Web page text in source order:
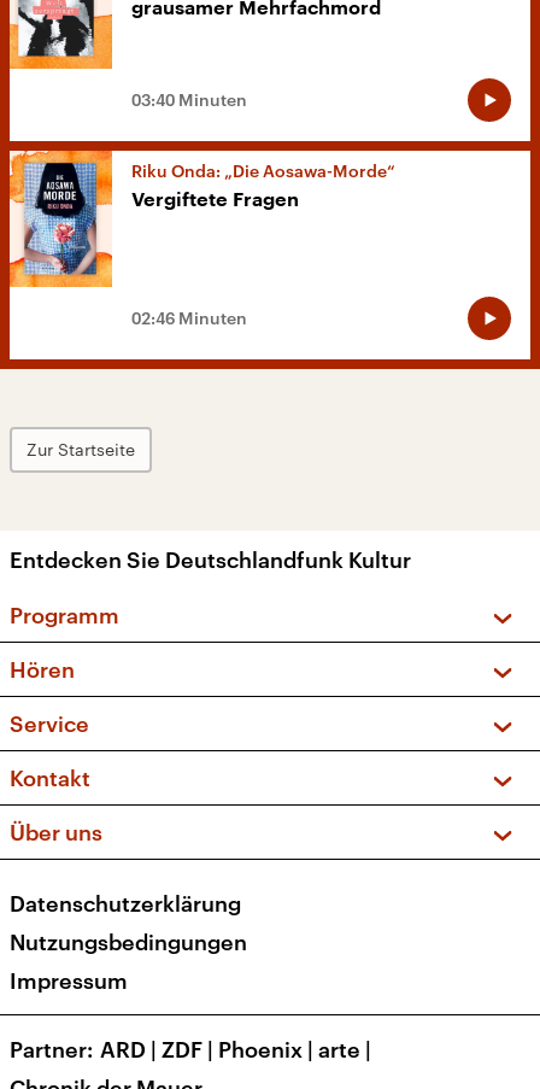
grausamer Mehrfachmord
03:40 Minuten
Riku Onda: „Die Aosawa-Morde“
Vergiftete Fragen
02:46 Minuten
Zur Startseite
Entdecken Sie Deutschlandfunk Kultur
Programm
Sendungen und Podcasts
Musikliste
Kakadu – Das Kinderprogramm
Hören
Frequenzen (UKW + DAB+)
Service
FAQ
Apps
Newsletter
Veranstaltungen
Kontakt
Social Media
Über uns
Presse
Karriere
Transparenz
Datenschutzerklärung
Nutzungsbedingungen
Impressum
Partner ARD | ZDF | Phoenix | arte |